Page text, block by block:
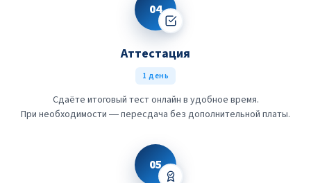
04
Аттестация
1 день
Сдаёте итоговый тест онлайн в удобное время.
При необходимости — пересдача без дополнительной платы.
05